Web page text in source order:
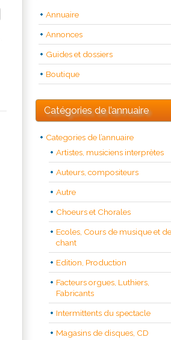
Annuaire
Annonces
Guides et dossiers
Boutique
Catégories de l’annuaire
Categories de l’annuaire
Artistes, musiciens interprètes
Auteurs, compositeurs
Autre
Choeurs et Chorales
Ecoles, Cours de musique et de
chant
Edition, Production
Facteurs orgues, Luthiers,
Fabricants
Intermittents du spectacle
Magasins de disques, CD